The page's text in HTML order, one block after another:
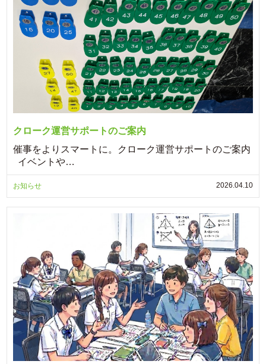
クローク運営サポートのご案内
催事をよりスマートに。クローク運営サポートのご案内
イベントや…
お知らせ 2026.04.10